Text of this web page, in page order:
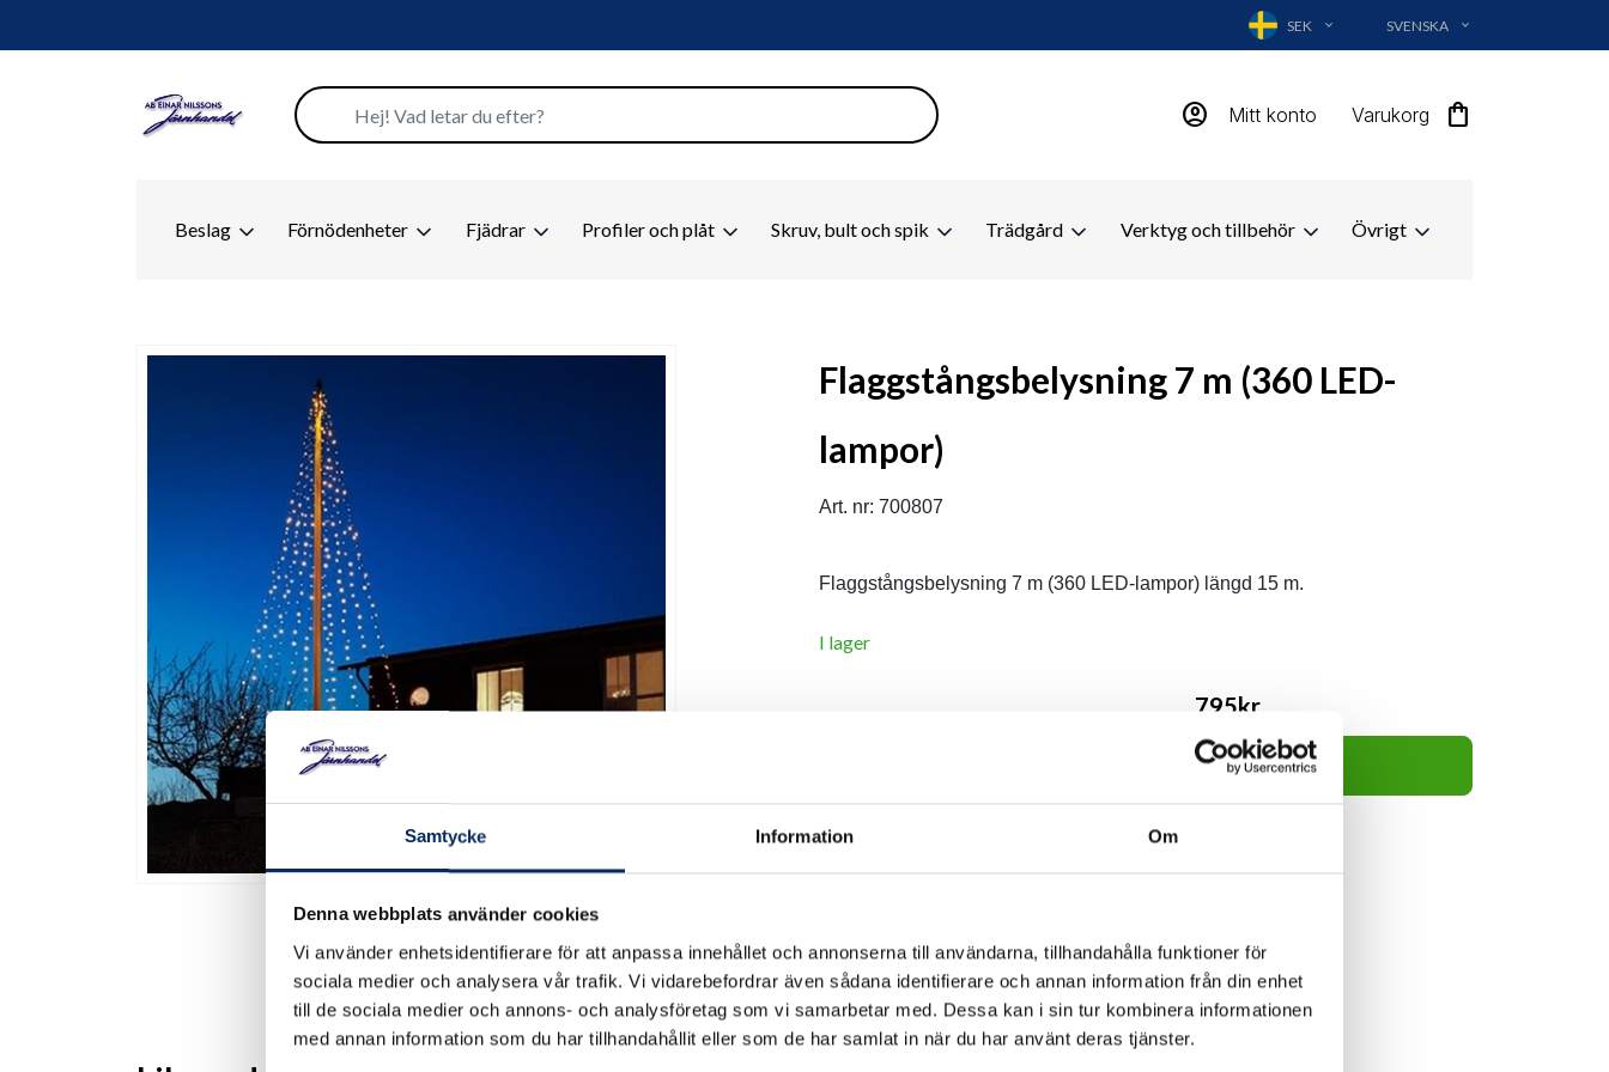
Samtycke Information Om
Denna webbplats använder cookies
Vi använder enhetsidentifierare för att anpassa innehållet och annonserna till användarna, tillhandahålla funktioner för
sociala medier och analysera vår trafik. Vi vidarebefordrar även sådana identifierare och annan information från din enhet
till de sociala medier och annons- och analysföretag som vi samarbetar med. Dessa kan i sin tur kombinera informationen
med annan information som du har tillhandahållit eller som de har samlat in när du har använt deras tjänster.
SEK EXPAND_MORE SVENSKA EXPAND_MORE
account_circle Mitt konto Varukorg shopping_bag
Beslag Förnödenheter Fjädrar Profiler och plåt Skruv, bult och spik Trädgård Verktyg och tillbehör Övrigt
Flaggstångsbelysning 7 m (360 LED-
lampor)
Art. nr: 700807
Flaggstångsbelysning 7 m (360 LED-lampor) längd 15 m.
I lager
795kr
Lägg i varukorg